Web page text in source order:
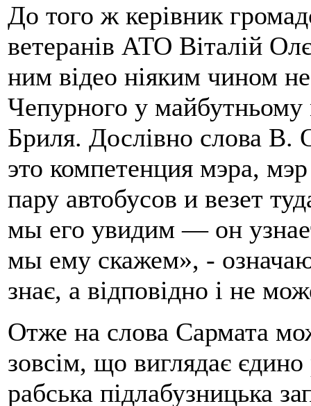
До того ж керівник
ветеранів АТО Віталій
ним відео ніяким чином
Чепурного у майбутньому
Бриля. Дослівно слова В.
это компетенция мэра,
пару автобусов и везет
мы его увидим — он
мы ему скажем», -
знає, а відповідно і не
Отже на слова Сармата
зовсім, що виглядає
рабська підлабузницька